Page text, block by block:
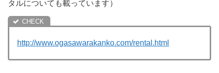
タルについても載っています）
http://www.ogasawarakanko.com/rental.html